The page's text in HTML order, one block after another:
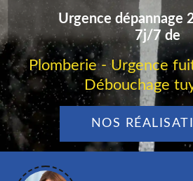
Urgence dépannage
7j/7 de
Plomberie - Urgence
Débouchage
NOS